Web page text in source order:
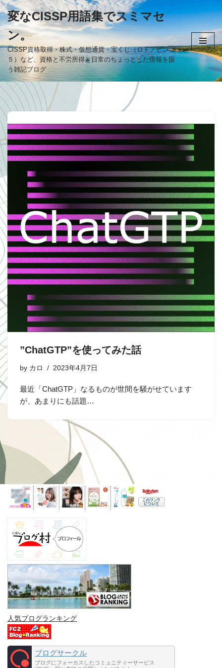
コ
ン
テ
ン
ツ
へ
ス
キ
ッ
プ
変なCISSP用語集でスミマセ
ン。
CISSP資格取得・株式・仮想通貨・宝くじ（ロト／ビンゴ
５）など、資格と不労所得と日常のちょっとした情報を扱
う雑記ブログ
”ChatGTP”を使ってみた話
by カロ 2023年4月7日
最近「ChatGTP」なるものが世間を騒がせています
が、あまりにも話題…
人気ブログランキング
ブログサークル
ブログにフォーカスしたコミュニティーサービス